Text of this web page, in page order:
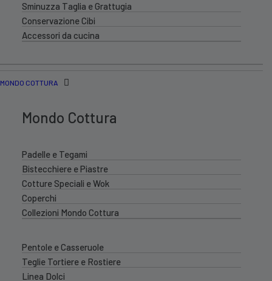
Sminuzza Taglia e Grattugia
Conservazione Cibi
Accessori da cucina
MONDO COTTURA
Mondo Cottura
Padelle e Tegami
Bistecchiere e Piastre
Cotture Speciali e Wok
Coperchi
Collezioni Mondo Cottura
Pentole e Casseruole
Teglie Tortiere e Rostiere
Linea Dolci